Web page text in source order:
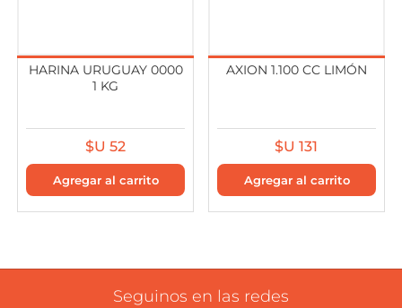
HARINA URUGUAY 0000
1 KG
$U 52
AXION 1.100 CC LIMÓN
$U 131
Seguinos en las redes